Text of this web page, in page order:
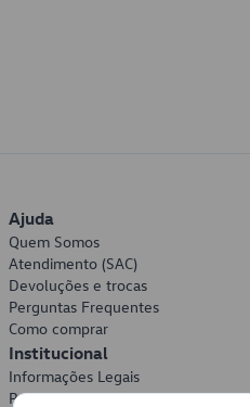
Ajuda
Quem Somos
Atendimento (SAC)
Devoluções e trocas
Perguntas Frequentes
Como comprar
Institucional
Informações Legais
Política de Privacidade